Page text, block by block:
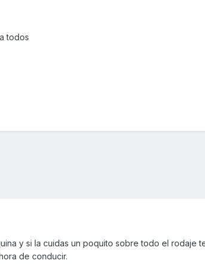
todos
y si la cuidas un poquito sobre todo el rodaje
de conducir.